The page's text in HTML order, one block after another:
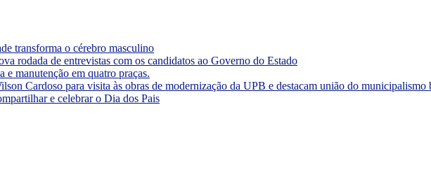
transforma o cérebro masculino
rodada de entrevistas com os candidatos ao Governo do Estado
e manutenção em quatro praças.
Cardoso para visita às obras de modernização da UPB e destacam união do municipalismo
e celebrar o Dia dos Pais